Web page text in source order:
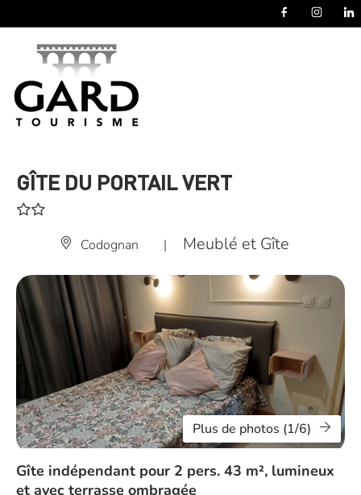
GÎTE DU PORTAIL VERT
Codognan | Meublé et Gîte
Plus de photos (1/6)
Gîte indépendant pour 2 pers. 43 m², lumineux
et avec terrasse ombragée